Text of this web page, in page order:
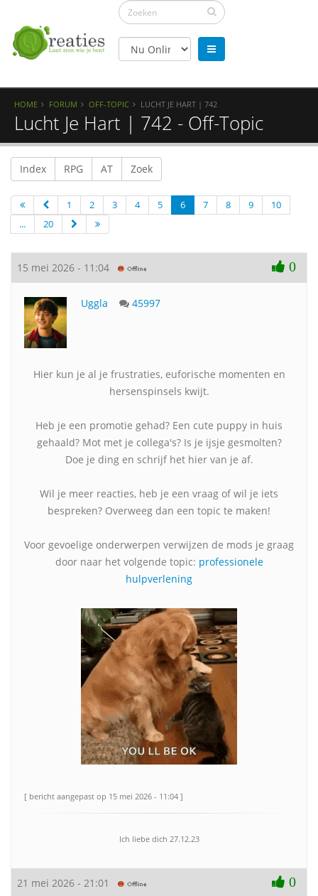
HOME FORUM OFF-TOPIC LUCHT JE HART | 742
Lucht Je Hart | 742 - Off-Topic
Index RPG AT Zoek
1 2 3 4 5 6 7 8 9
10
...
20
15 mei 2026 - 11:04 0
Uggla 45997
Hier kun je al je frustraties, euforische momenten en
hersenspinsels kwijt.
Heb je een promotie gehad? Een cute puppy in huis
gehaald? Mot met je collega's? Is je ijsje gesmolten?
Doe je ding en schrijf het hier van je af.
Wil je meer reacties, heb je een vraag of wil je iets
bespreken? Overweeg dan een topic te maken!
Voor gevoelige onderwerpen verwijzen de mods je graag
door naar het volgende topic: professionele
hulpverlening
[ bericht aangepast op 15 mei 2026 - 11:04 ]
Ich liebe dich 27.12.23
21 mei 2026 - 21:01 0